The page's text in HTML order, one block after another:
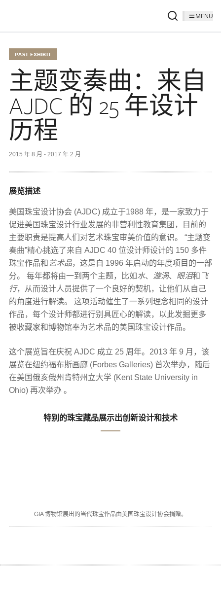
MENU
PAST EXHIBIT
主题变奏曲：来自
AJDC 的 25 年设计
历程
2015 年 8 月 - 2017 年 2 月
展览描述
美国珠宝设计协会 (AJDC) 成立于1988 年，是一家致力于
促进美国珠宝设计行业发展的非营利性教育集团，目前的
主要职责是提高人们对艺术珠宝审美价值的意识。 “主题变
奏曲”精心挑选了来自 AJDC 40 位设计师设计的 150 多件
珠宝作品和 艺术品，这是自 1996 年启动的年度项目的一部
分。 每年都将由一到两个主题，比如水、 漩涡、 眼泪和 飞
行，从而设计人员提供了一个良好的契机，让他们从自己
的角度进行解读。 这项活动催生了一系列理念相同的设计
作品，每个设计师都进行别具匠心的解读，以此发掘更多
被收藏家和博物馆奉为艺术品的美国珠宝设计作品。
这个展览旨在庆祝 AJDC 成立 25 周年。2013 年 9 月，该
展览在纽约福布斯画廊 (Forbes Galleries) 首次举办，随后
在美国俄亥俄州肯特州立大学 (Kent State University in
Ohio) 再次举办 。
特别的珠宝藏品展示出创新设计和技术
GIA 博物馆展出的当代珠宝作品由美国珠宝设计协会捐赠。